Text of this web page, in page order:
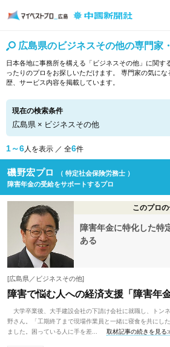
広島県のビジネスその他の専門家
日本各地に事務所を構える「ビジネスその他」に関す
ったりのプロをお探しいただけます。 専門家の気に
歴、サービス内容を掲載しています。
現在の検索条件
広島県 × ビジネスその他
1～6人を表示 ／ 全6件
磯野宏プロ
（ 特定社会保険労務士 ）
障害年金の受給をサポートするプロ
このプロ
障害年金に特化した特
ある
[広島県／ビジネスその他]
障害で悩む人への経済支援「障害年
大学卒業後、大手建設会社の下請け会社に就職し、トン
野さん。「工期終了まで現場作業員と一緒に寝食を共にし
ました。困っている人に手を差...
取材記事の続きを見